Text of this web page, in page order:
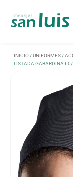
INICIO /UNIFORMES /
LISTADA GABARDINA